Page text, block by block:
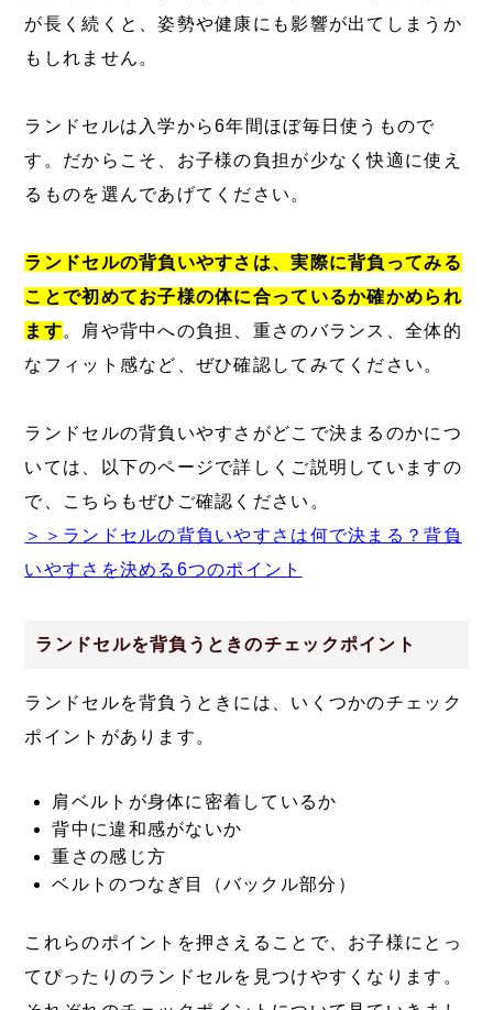
が長く続くと、姿勢や健康にも影響が出てしまうか
もしれません。
ランドセルは入学から6年間ほぼ毎日使うもので
す。だからこそ、お子様の負担が少なく快適に使え
るものを選んであげてください。
ランドセルの背負いやすさは、実際に背負ってみる
ことで初めてお子様の体に合っているか確かめられ
ます。肩や背中への負担、重さのバランス、全体的
なフィット感など、ぜひ確認してみてください。
ランドセルの背負いやすさがどこで決まるのかにつ
いては、以下のページで詳しくご説明していますの
で、こちらもぜひご確認ください。
＞＞ランドセルの背負いやすさは何で決まる？背負
いやすさを決める6つのポイント
ランドセルを背負うときのチェックポイント
ランドセルを背負うときには、いくつかのチェック
ポイントがあります。
肩ベルトが身体に密着しているか
背中に違和感がないか
重さの感じ方
ベルトのつなぎ目（バックル部分）
これらのポイントを押さえることで、お子様にとっ
てぴったりのランドセルを見つけやすくなります。